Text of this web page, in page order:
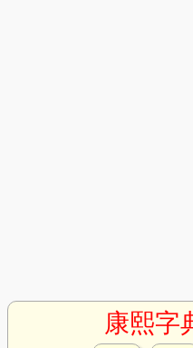
康熙字